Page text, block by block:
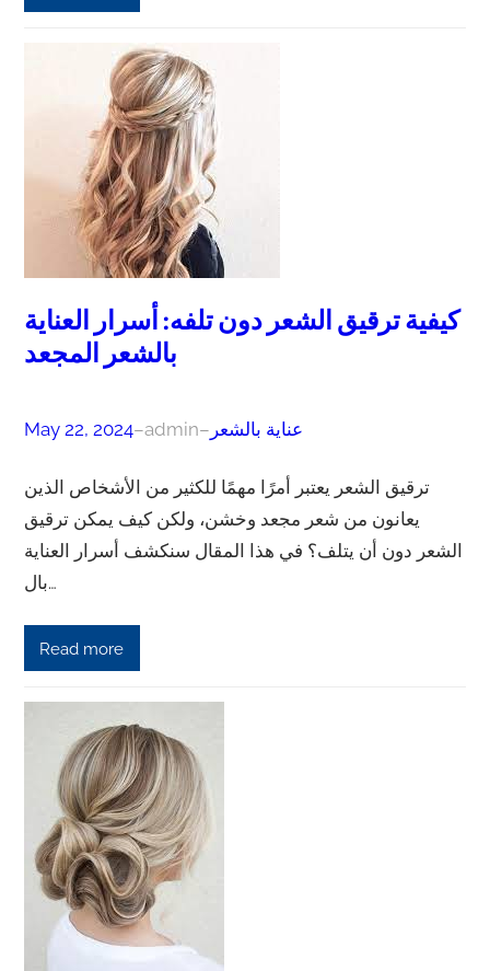
كيفية ترقيق الشعر دون تلفه: أسرار العناية
بالشعر المجعد
May 22, 2024–admin– عناية بالشعر
ترقيق الشعر يعتبر أمرًا مهمًا للكثير من الأشخاص الذين
يعانون من شعر مجعد وخشن، ولكن كيف يمكن ترقيق
الشعر دون أن يتلف؟ في هذا المقال سنكشف أسرار العناية
بال…
Read more